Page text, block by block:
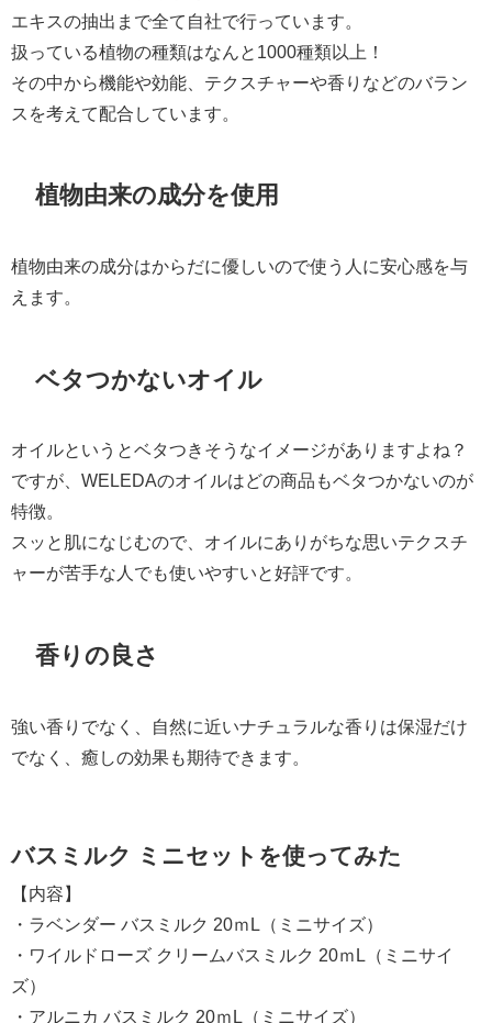
エキスの抽出まで全て自社で行っています。
扱っている植物の種類はなんと1000種類以上！
その中から機能や効能、テクスチャーや香りなどのバラン
スを考えて配合しています。
植物由来の成分を使用
植物由来の成分はからだに優しいので使う人に安心感を与
えます。
ベタつかないオイル
オイルというとベタつきそうなイメージがありますよね？
ですが、WELEDAのオイルはどの商品もベタつかないのが
特徴。
スッと肌になじむので、オイルにありがちな思いテクスチ
ャーが苦手な人でも使いやすいと好評です。
香りの良さ
強い香りでなく、自然に近いナチュラルな香りは保湿だけ
でなく、癒しの効果も期待できます。
バスミルク ミニセットを使ってみた
【内容】
・ラベンダー バスミルク 20ｍL（ミニサイズ）
・ワイルドローズ クリームバスミルク 20ｍL（ミニサイ
ズ）
・アルニカ バスミルク 20ｍL（ミニサイズ）